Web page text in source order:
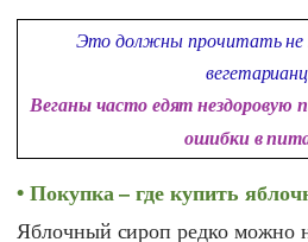
Это должны прочитать не
Веганы часто едят
ошибки в
Покупка – где купить
Яблочный сироп редко можно